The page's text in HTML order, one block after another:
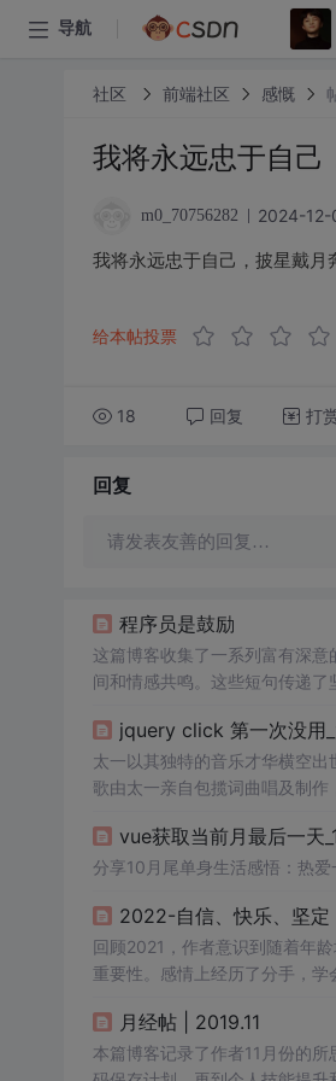
导航
社区 前端社区 感慨
我将永远忠于自己
m0_70756282 2024-12-
我将永远忠于自己，披星戴月
给本帖投票
18 回复 打
回复
请发表友善的回复…
程序员是鼓励
这篇博客收集了一系列富有深
间和情感共鸣。这些短句传递
jquery click 第一次没用
太一以其独特的音乐才华横空
歌由太一亲自包揽词曲唱及制作
vue获取当前月最后一天
分享10月尾单身生活感悟：热
2022-自信、快乐、坚定
回顾2021，作者意识到随着年
重要性。感情上经历了分手，
月经帖 | 2019.11
本篇博客记录了作者11月份的